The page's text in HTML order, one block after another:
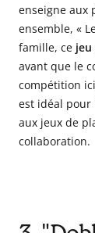
enseigne aux
ensemble, «
famille, ce
avant que le
compétition
est idéal pour
aux jeux de
collaboration.